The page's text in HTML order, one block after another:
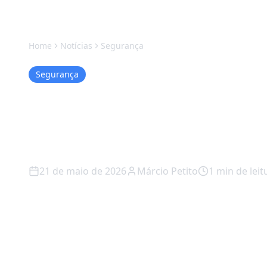
Home Notícias Segurança
Segurança
21 de maio de 2026 Márcio Petito 1 min de